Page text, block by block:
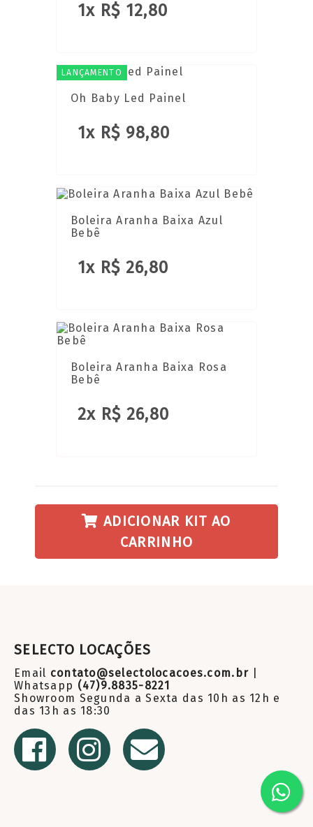
1x R$ 12,80
LANÇAMENTO
Oh Baby Led Painel
1x R$ 98,80
Boleira Aranha Baixa Azul
Bebê
1x R$ 26,80
Boleira Aranha Baixa Rosa
Bebê
2x R$ 26,80
ADICIONAR KIT AO
CARRINHO
SELECTO LOCAÇÕES
Email contato@selectolocacoes.com.br
Whatsapp (47)9.8835-8221
Showroom Segunda a Sexta das 10h as 12h e
das 13h as 18:30